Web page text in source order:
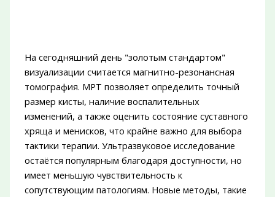
На сегодняшний день "золотым стандартом"
визуализации считается магнитно-резонансная
томография. МРТ позволяет определить точный
размер кисты, наличие воспалительных
изменений, а также оценить состояние суставного
хряща и менисков, что крайне важно для выбора
тактики терапии. Ультразвуковое исследование
остаётся популярным благодаря доступности, но
имеет меньшую чувствительность к
сопутствующим патологиям. Новые методы, такие